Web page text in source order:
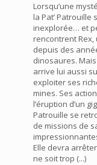
Lorsqu’une
la Pat’ Patrouille
inexplorée… et
rencontrent Rex,
depuis des
dinosaures.
arrive lui aussi
exploiter ses
mines. Ses
l’éruption d’un
Patrouille se
de missions de
Elle devra
ne soit trop (...)